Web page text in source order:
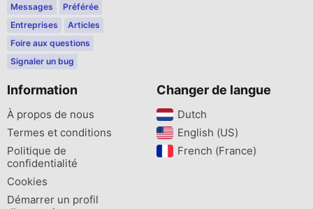
Messages
Préférée
Entreprises
Articles
Foire aux questions
Signaler un bug
Information
À propos de nous
Termes et conditions
Politique de
confidentialité
Cookies
Démarrer un profil
Changer de langue
Dutch‎
English (US)‎
French (France)‎